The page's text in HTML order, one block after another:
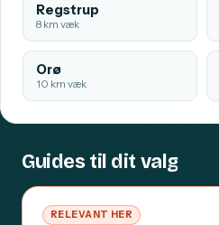
Regstrup
8 km væk
Orø
10 km væk
Guides til dit valg
RELEVANT HER